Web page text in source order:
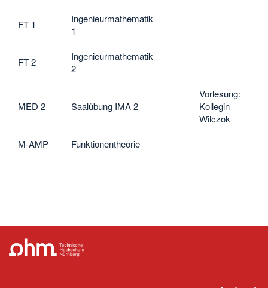
FT 1
Ingenieurmathematik
1
FT 2
Ingenieurmathematik
2
MED 2 Saalübung IMA 2
Vorlesung:
Kollegin
Wilczok
M-AMP
Funktionentheorie